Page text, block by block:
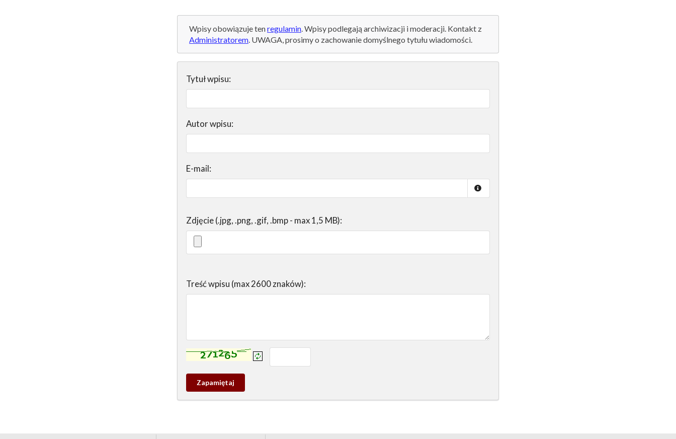
Wpisy obowiązuje tenregulamin . Wpisy podlegają archiwizacji i moderacji. Kontakt z
Administratorem . UWAGA, prosimy o zachowanie domyślnego tytułu wiadomości.
Tytuł wpisu:
Autor wpisu:
E-mail:
Zdjęcie (.jpg, .png, .gif, .bmp - max 1,5 MB):
Treść wpisu (max 2600 znaków):
Kontrola - wprowadź tekst z obrazka:
Zapamietaj
wpis